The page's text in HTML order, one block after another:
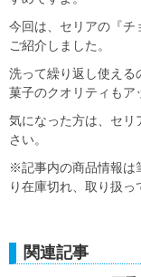
今回は、セリアの『チ
ご紹介しました。
洗って繰り返し使える
菓子のクオリティも
気になった方は、セリ
さい。
※記事内の商品情報は
り在庫切れ、取り扱っ
関連記事